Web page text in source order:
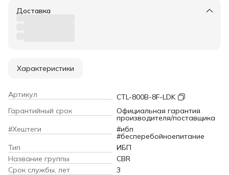
Доставка
Характеристики
Артикул
CTL-800B-8F-LDK
Гарантийный срок
Официальная гарантия
производителя/поставщика
#Хештеги
#ибп
#бесперебойноепитание
Тип
ИБП
Название группы
CBR
Срок службы, лет
3